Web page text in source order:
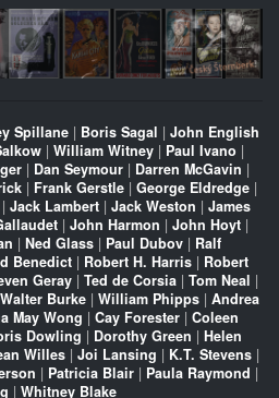
Spillane | Boris Sagal | John English
| William Witney | Paul Ivano |
| Dan Seymour | Darren McGavin |
| Frank Gerstle | George Eldredge |
| Jack Lambert | Jack Weston | James
| John Harmon | John Hoyt |
| Ned Glass | Paul Dubov | Ralf
Benedict | Robert H. Harris | Robert
Geray | Ted de Corsia | Tom Neal |
Walter Burke | William Phipps | Andrea
May Wong | Cay Forester | Coleen
Dowling | Dorothy Green | Helen
Willes | Joi Lansing | K.T. Stevens |
| Patricia Blair | Paula Raymond |
| Whitney Blake